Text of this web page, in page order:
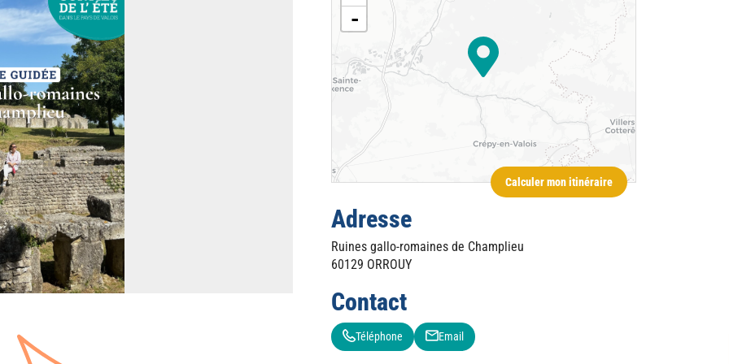
-
Calculer mon itinéraire
Adresse
Ruines gallo-romaines de Champlieu
60129 ORROUY
Contact
Téléphone Email